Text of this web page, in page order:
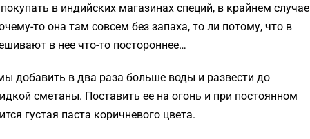
в индийских магазинах специй, в крайнем случае
то она там совсем без запаха, то ли потому, что в
в нее что-то постороннее…
добавить в два раза больше воды и развести до
сметаны. Поставить ее на огонь и при постоянном
густая паста коричневого цвета.